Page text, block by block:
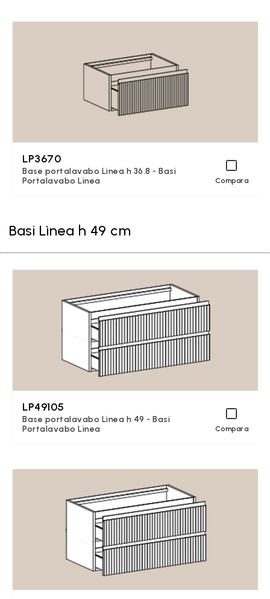
LP3670
Base portalavabo Lìnea h 36.8 - Basi
Portalavabo Lìnea
Compara
Basi Lìnea h 49 cm
LP49105
Base portalavabo Lìnea h 49 - Basi
Portalavabo Lìnea
Compara